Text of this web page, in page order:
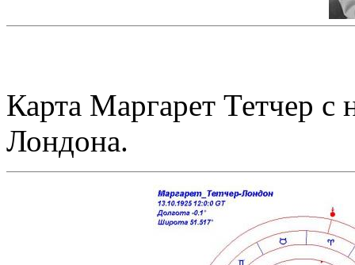
Карта Маргарет Тетчер с
Лондона.